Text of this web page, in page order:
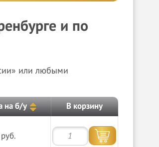
и по
или любыми
на б/у В корзину